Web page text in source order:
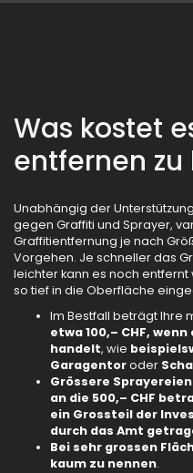
Was kostet
entfernen zu
Unabhängig der
gegen Graffiti und Sprayer,
Graffitientfernung je nach
Vorgehen. Je schneller das
leichter kann es noch
so tief in die Oberfläche
Im Bestfall beträgt Ihre
etwa 100,– CHF,
handelt, wie
Garagentoroder
Grössere
an die 500,– CHF
ein Grossteil der
durch das Amt
Bei sehr grossen
kaum zu nennen.